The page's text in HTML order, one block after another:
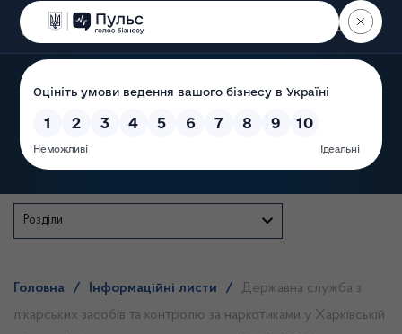
Пошук
Розділи
Головна / Інформаційні листи /
Державна служба з
лікарських засобів та контролю за наркотиками у Харківській